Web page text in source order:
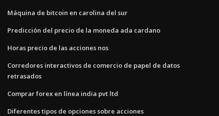
Máquina de bitcoin en carolina del sur
Predicción del precio de la moneda ada cardano
Horas precio de las acciones nos
Corredores interactivos de comercio de papel de datos
retrasados
Comprar forex en línea india pvt ltd
Diferentes tipos de opciones sobre acciones